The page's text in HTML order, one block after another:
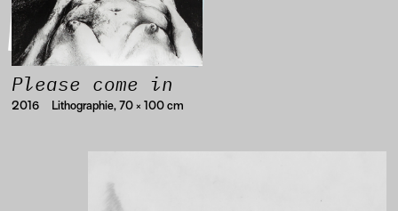
Please come in
2016 Lithographie, 70 × 100 cm